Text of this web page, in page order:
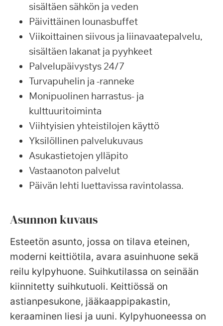
sisältäen sähkön ja veden
Päivittäinen lounasbuffet
Viikoittainen siivous ja liinavaatepalvelu,
sisältäen lakanat ja pyyhkeet
Palvelupäivystys 24/7
Turvapuhelin ja -ranneke
Monipuolinen harrastus- ja
kulttuuritoiminta
Viihtyisien yhteistilojen käyttö
Yksilöllinen palvelukuvaus
Asukastietojen ylläpito
Vastaanoton palvelut
Päivän lehti luettavissa ravintolassa.
Asunnon kuvaus
Esteetön asunto, jossa on tilava eteinen,
moderni keittiötila, avara asuinhuone sekä
reilu kylpyhuone. Suihkutilassa on seinään
kiinnitetty suihkutuoli. Keittiössä on
astianpesukone, jääkaappipakastin,
keraaminen liesi ja uuni. Kylpyhuoneessa on